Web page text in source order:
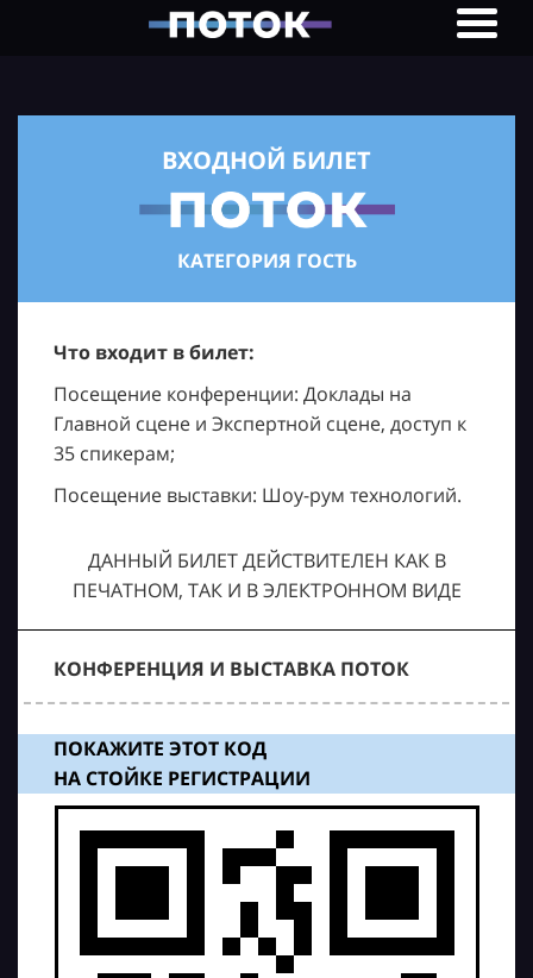
ВХОДНОЙ БИЛЕТ
КАТЕГОРИЯ ГОСТЬ
Что входит в билет:
Посещение конференции: Доклады на
Главной сцене и Экспертной сцене, доступ к
35 спикерам;
Посещение выставки: Шоу-рум технологий.
ДАННЫЙ БИЛЕТ ДЕЙСТВИТЕЛЕН КАК В
ПЕЧАТНОМ, ТАК И В ЭЛЕКТРОННОМ ВИДЕ
КОНФЕРЕНЦИЯ И ВЫСТАВКА ПОТОК
ПОКАЖИТЕ ЭТОТ КОД
НА СТОЙКЕ РЕГИСТРАЦИИ